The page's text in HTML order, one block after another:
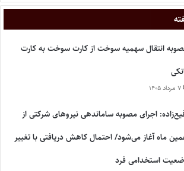
انتقال سهمیه سوخت از کارت سوخت به کارت
۷ مرداد ۱۴۰۵
اجرای مصوبه ساماندهی نیروهای شرکتی از
ماه آغاز می‌شود/ احتمال کاهش دریافتی با تغییر
استخدامی فرد